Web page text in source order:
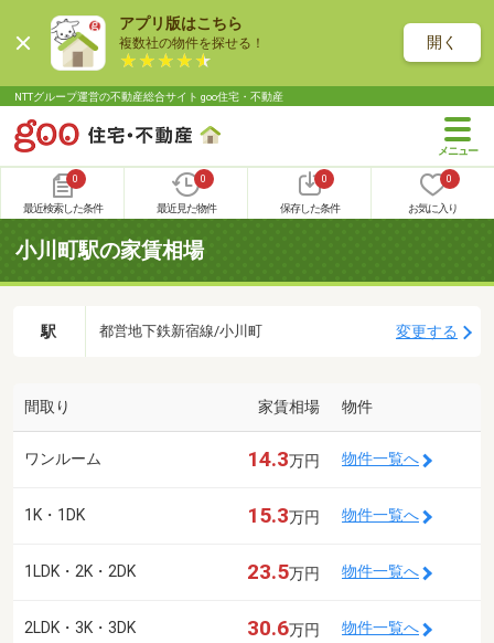
アプリ版はこちら
複数社の物件を探せる！ 開く
NTTグループ運営の不動産総合サイト goo住宅・不動産
0
最近検索した条件
0
最近見た物件
0
保存した条件
0
お気に入り
小川町駅の家賃相場
駅 都営地下鉄新宿線/小川町 変更する
間取り 家賃相場 物件
ワンルーム 14.3万円 物件一覧へ
1K・1DK 15.3万円 物件一覧へ
1LDK・2K・2DK 23.5万円 物件一覧へ
2LDK・3K・3DK 30.6万円 物件一覧へ